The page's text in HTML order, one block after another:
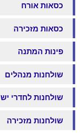
כסאות אורח
כסאות מזכירה
פינות המתנה
שולחנות מנהלים
שולחנות לחדרי
שולחנות מזכירה